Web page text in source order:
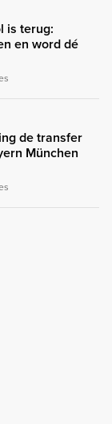
is terug:
en word dé
de transfer
München